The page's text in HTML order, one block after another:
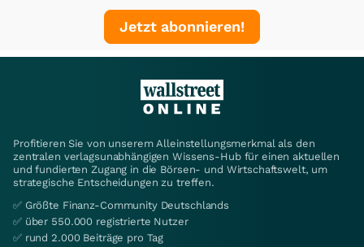
Jetzt abonnieren!
Profitieren Sie von unserem Alleinstellungsmerkmal als den
zentralen verlagsunabhängigen Wissens-Hub für einen aktuellen
und fundierten Zugang in die Börsen- und Wirtschaftswelt, um
strategische Entscheidungen zu treffen.
✅ Größte Finanz-Community Deutschlands
✅ über 550.000 registrierte Nutzer
✅ rund 2.000 Beiträge pro Tag